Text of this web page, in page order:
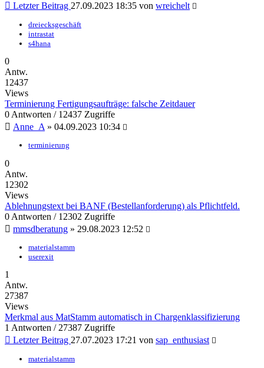
Letzter Beitrag 27.09.2023 18:35 von wreichelt
dreiecksgeschäft
intrastat
s4hana
0
Antw.
12437
Views
Terminierung Fertigungsaufträge: falsche Zeitdauer
0 Antworten / 12437 Zugriffe
Anne_A » 04.09.2023 10:34
terminierung
0
Antw.
12302
Views
Ablehnungstext bei BANF (Bestellanforderung) als Pflichtfeld.
0 Antworten / 12302 Zugriffe
mmsdberatung » 29.08.2023 12:52
materialstamm
userexit
1
Antw.
27387
Views
Merkmal aus MatStamm automatisch in Chargenklassifizierung
1 Antworten / 27387 Zugriffe
Letzter Beitrag 27.07.2023 17:21 von sap_enthusiast
materialstamm